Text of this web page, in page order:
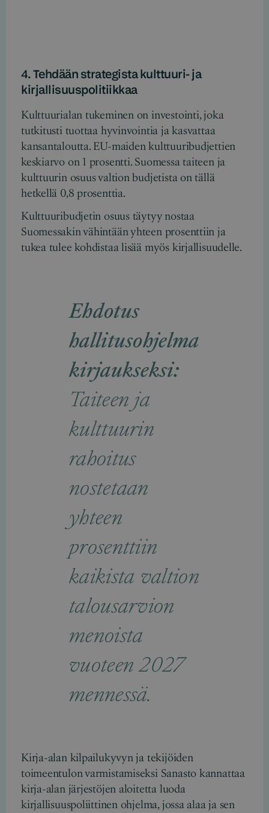
4. Tehdään strategista kulttuuri- ja
kirjallisuuspolitiikkaa
Kulttuurialan tukeminen on investointi, joka
tutkitusti tuottaa hyvinvointia ja kasvattaa
kansantaloutta. EU-maiden kulttuuribudjettien
keskiarvo on 1 prosentti. Suomessa taiteen ja
kulttuurin osuus valtion budjetista on tällä
hetkellä 0,8 prosenttia.
Kulttuuribudjetin osuus täytyy nostaa
Suomessakin vähintään yhteen prosenttiin ja
tukea tulee kohdistaa lisää myös kirjallisuudelle.
Ehdotus
hallitusohjelma
kirjaukseksi:
Taiteen ja
kulttuurin
rahoitus
nostetaan
yhteen
prosenttiin
kaikista valtion
talousarvion
menoista
vuoteen 2027
mennessä.
Kirja-alan kilpailukyvyn ja tekijöiden
toimeentulon varmistamiseksi Sanasto kannattaa
kirja-alan järjestöjen aloitetta luoda
kirjallisuuspoliittinen ohjelma, jossa alaa ja sen